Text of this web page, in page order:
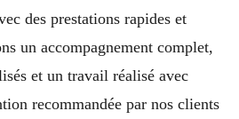
des prestations rapides et
un accompagnement complet,
et un travail réalisé avec
recommandée par nos clients